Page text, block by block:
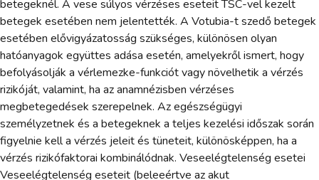
betegeknél. A vese súlyos vérzéses eseteit TSC-vel kezelt
betegek esetében nem jelentették. A Votubia-t szedő betegek
esetében elővigyázatosság szükséges, különösen olyan
hatóanyagok együttes adása esetén, amelyekről ismert, hogy
befolyásolják a vérlemezke-funkciót vagy növelhetik a vérzés
rizikóját, valamint, ha az anamnézisben vérzéses
megbetegedések szerepelnek. Az egészségügyi
személyzetnek és a betegeknek a teljes kezelési időszak során
figyelnie kell a vérzés jeleit és tüneteit, különösképpen, ha a
vérzés rizikófaktorai kombinálódnak. Veseelégtelenség esetei
Veseelégtelenség eseteit (beleeértve az akut